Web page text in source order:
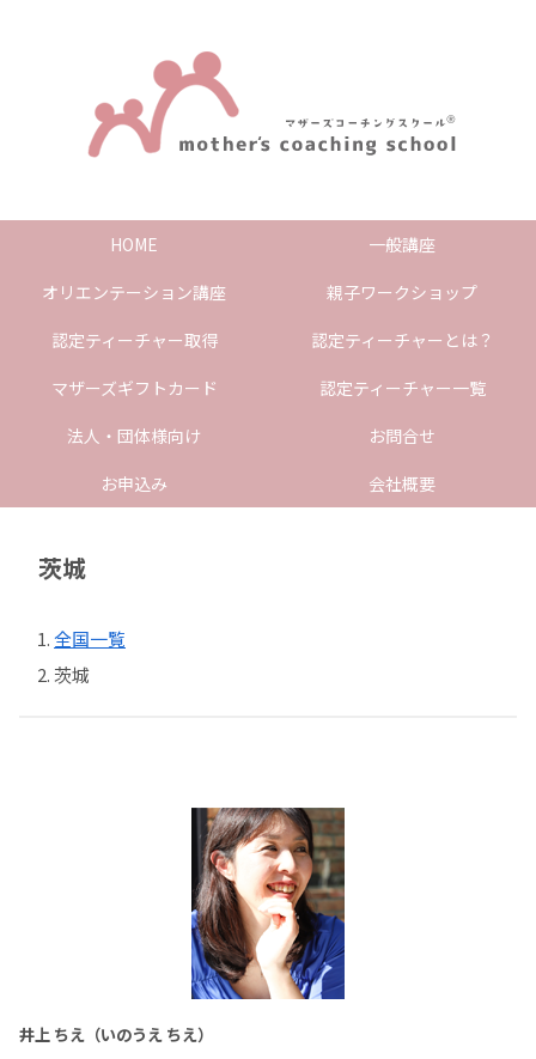
HOME
一般講座
オリエンテーション講座
親子ワークショップ
認定ティーチャー取得
認定ティーチャーとは？
マザーズギフトカード
認定ティーチャー一覧
法人・団体様向け
お問合せ
お申込み
会社概要
茨城
全国一覧
茨城
井上 ちえ（いのうえ ちえ）